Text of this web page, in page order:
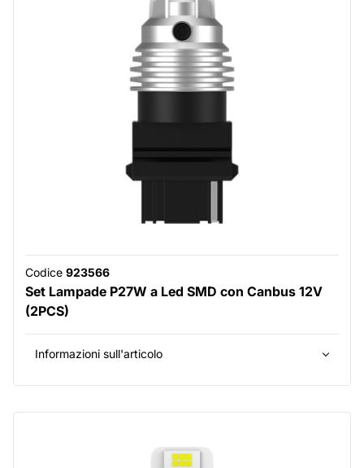
Codice 923566
Set Lampade P27W a Led SMD con Canbus 12V
(2PCS)
Informazioni sull'articolo